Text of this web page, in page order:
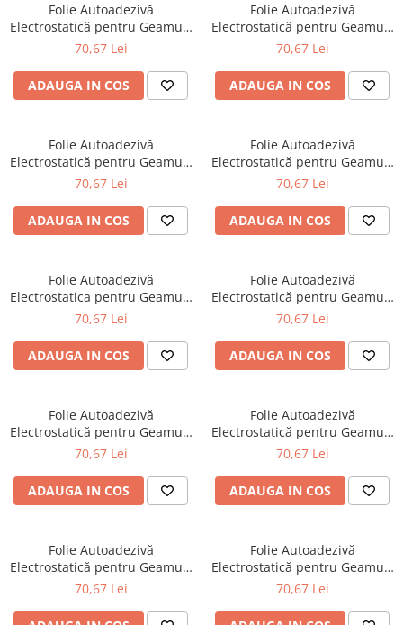
Folie Autoadezivă
Electrostatică pentru Geamuri
și Ferestre, Model Flori,
Decorativă, Dimensiuni 60 x
200 cm
70,67 Lei
ADAUGA IN COS
Folie Autoadezivă
Electrostatică pentru Geamuri
și Ferestre, Model Frunze
Decorativă, Dimensiuni 60 x
200 cm
70,67 Lei
ADAUGA IN COS
Folie Autoadezivă
Electrostatică pentru Geamuri
și Ferestre, Model Linii
și Decorativă, Dimensiuni 60 x
200 cm
70,67 Lei
ADAUGA IN COS
Folie Autoadezivă
Electrostatică pentru Geamuri
și Ferestre, Model Labirint
și Decorativă, Dimensiuni 60 x
200 cm
70,67 Lei
ADAUGA IN COS
Folie Autoadezivă
Electrostatica pentru Geamuri
și Ferestre, Model Floral
Decorativă, Dimensiuni 60 x
200 cm
70,67 Lei
ADAUGA IN COS
Folie Autoadezivă
Electrostatică pentru Geamuri
și Ferestre, Model Dungi
Decorativă, Dimensiuni 60 x
200 cm
70,67 Lei
ADAUGA IN COS
Folie Autoadezivă
Electrostatică pentru Geamuri
și Ferestre, Model Mozaic
și Decorativă, Dimensiuni 60 x
200 cm
70,67 Lei
ADAUGA IN COS
Folie Autoadezivă
Electrostatică pentru Geamuri
și Ferestre, Model Fragmente
Intimitate și Decorativă,
Dimensiuni 60 x 200 cm
70,67 Lei
ADAUGA IN COS
Folie Autoadezivă
Electrostatică pentru Geamuri
și Ferestre, Model Pietre
Protecție Intimitate și
70,67 Lei
Folie Autoadezivă
Electrostatică pentru Geamuri
și Ferestre, Model Holografic
Intimitate și Decorativă,
70,67 Lei